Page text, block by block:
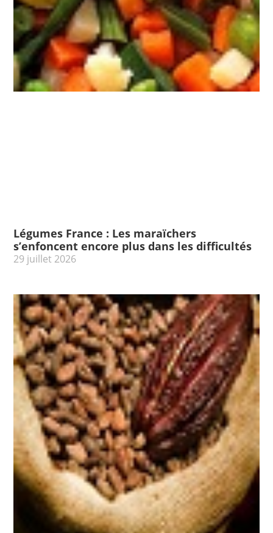
Légumes France : Les maraïchers
s’enfoncent encore plus dans les difficultés
29 juillet 2026